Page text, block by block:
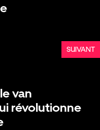
SUIVANT
van
révolutionne